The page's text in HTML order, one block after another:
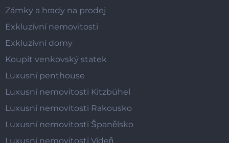
Zámky a hrady na prodej
Exkluzívní nemovitosti
Exkluzívní domy
Koupit venkovský statek
Luxusní penthouse
Luxusní nemovitosti Kitzbühel
Luxusní nemovitosti Rakousko
Luxusní nemovitosti Španělsko
Luxusní nemovitosti Vídeň